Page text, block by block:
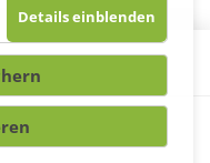
Details einblenden